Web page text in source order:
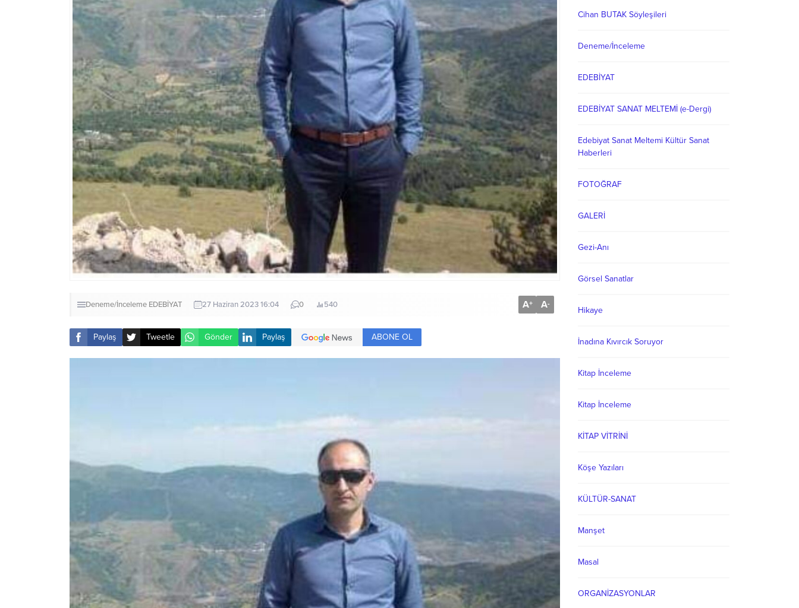
Deneme/İnceleme EDEBİYAT 27 Haziran 2023 16:04 0 540 A+ A-
Paylaş Tweetle Gönder Paylaş ABONE OL
Cihan BUTAK Söyleşileri
Deneme/İnceleme
EDEBİYAT
EDEBİYAT SANAT MELTEMİ (e-Dergi)
Edebiyat Sanat Meltemi Kültür Sanat
Haberleri
FOTOĞRAF
GALERİ
Gezi-Anı
Görsel Sanatlar
Hikaye
İnadına Kıvırcık Soruyor
Kitap İnceleme
Kitap İnceleme
KİTAP VİTRİNİ
Köşe Yazıları
KÜLTÜR-SANAT
Manşet
Masal
ORGANİZASYONLAR